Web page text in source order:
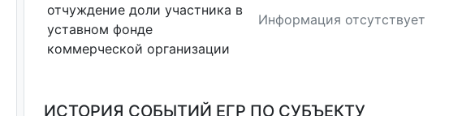
отчуждение доли участника в
уставном фонде
коммерческой организации
Информация отсутствует
ИСТОРИЯ СОБЫТИЙ ЕГР ПО СУБЪЕКТУ